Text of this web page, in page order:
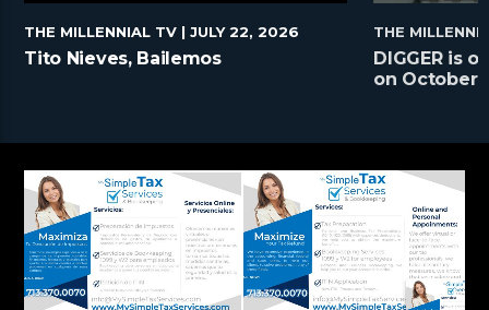
THE MILLENNIAL TV | JULY 22, 2026
Tito Nieves, Bailemos
THE
DIGGER is
on October